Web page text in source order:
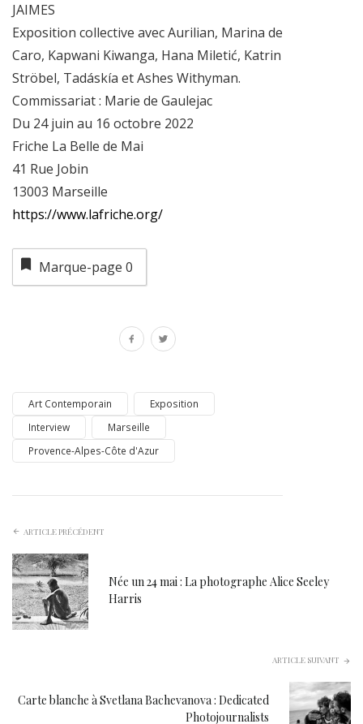
JAIMES
Exposition collective avec Aurilian, Marina de
Caro, Kapwani Kiwanga, Hana Miletić, Katrin
Ströbel, Tadáskía et Ashes Withyman.
Commissariat : Marie de Gaulejac
Du 24 juin au 16 octobre 2022
Friche La Belle de Mai
41 Rue Jobin
13003 Marseille
https://www.lafriche.org/
Marque-page 0
Art Contemporain
Exposition
Interview
Marseille
Provence-Alpes-Côte d'Azur
ARTICLE PRÉCÉDENT
Née un 24 mai : La photographe Alice Seeley
Harris
ARTICLE SUIVANT
Carte blanche à Svetlana Bachevanova : Dedicated
Photojournalists